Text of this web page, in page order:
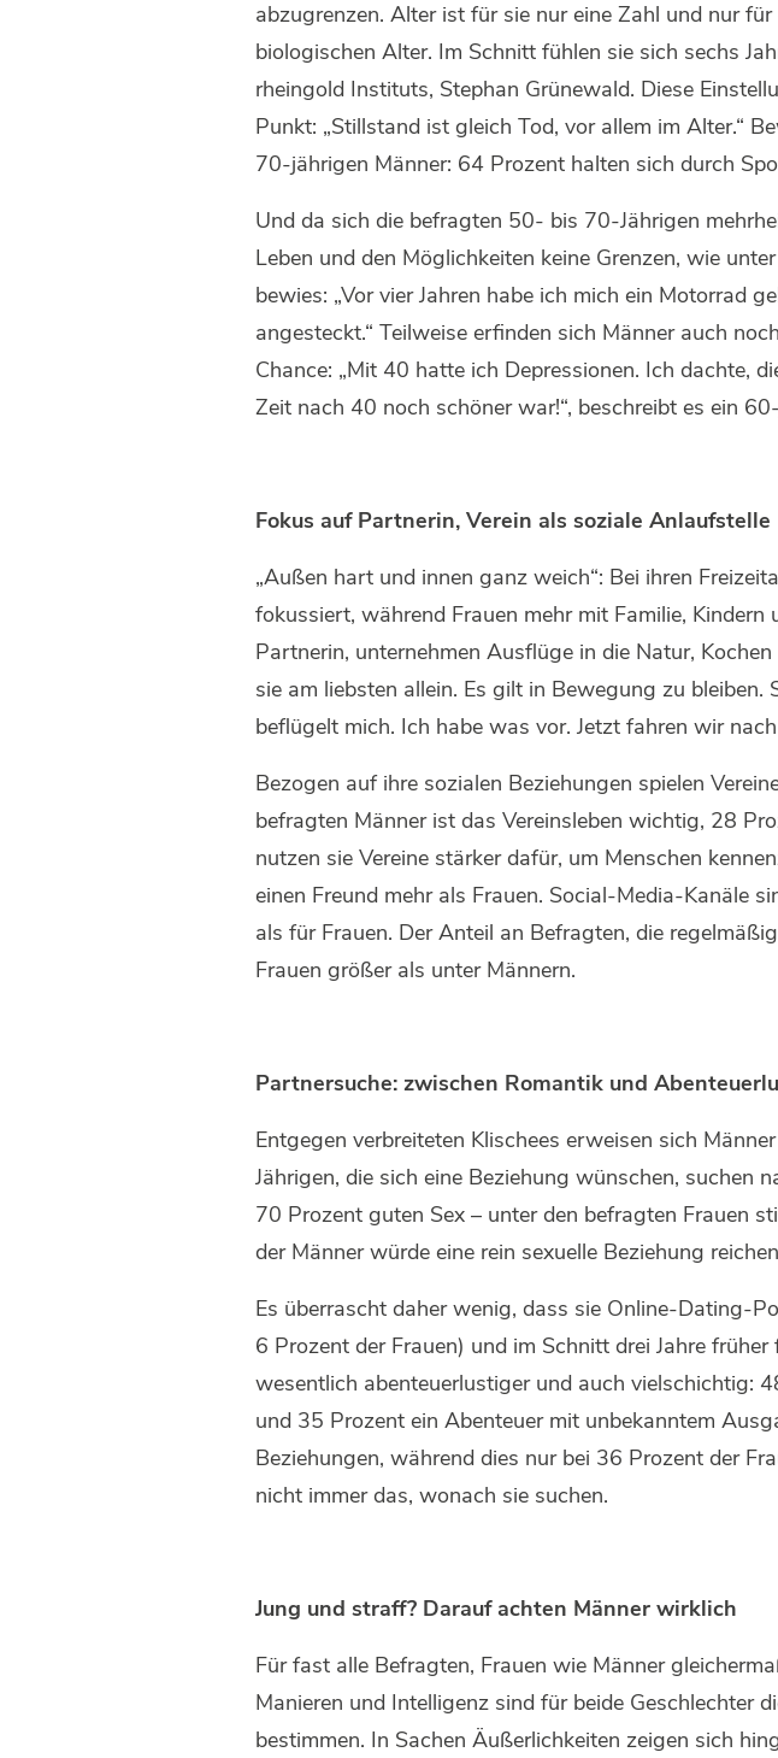
abzugrenzen. Alter ist für sie nur eine Zahl und nur
biologischen Alter. Im Schnitt fühlen sie sich sechs
rheingold Instituts, Stephan Grünewald. Diese
Punkt: „Stillstand ist gleich Tod, vor allem im Alter.“
70-jährigen Männer: 64 Prozent halten sich durch
Und da sich die befragten 50- bis 70-Jährigen
Leben und den Möglichkeiten keine Grenzen, wie
bewies: „Vor vier Jahren habe ich mich ein Motorrad
angesteckt.“ Teilweise erfinden sich Männer auch
Chance: „Mit 40 hatte ich Depressionen. Ich dachte,
Zeit nach 40 noch schöner war!“, beschreibt es ein
Fokus auf Partnerin, Verein als soziale Anlaufstelle
„Außen hart und innen ganz weich“: Bei ihren
fokussiert, während Frauen mehr mit Familie,
Partnerin, unternehmen Ausflüge in die Natur,
sie am liebsten allein. Es gilt in Bewegung zu
beflügelt mich. Ich habe was vor. Jetzt fahren wir
Bezogen auf ihre sozialen Beziehungen spielen
befragten Männer ist das Vereinsleben wichtig, 28
nutzen sie Vereine stärker dafür, um Menschen
einen Freund mehr als Frauen. Social-Media-Kanäle
als für Frauen. Der Anteil an Befragten, die
Frauen größer als unter Männern.
Partnersuche: zwischen Romantik und
Entgegen verbreiteten Klischees erweisen sich
Jährigen, die sich eine Beziehung wünschen, suchen
70 Prozent guten Sex – unter den befragten Frauen
der Männer würde eine rein sexuelle Beziehung
Es überrascht daher wenig, dass sie Online-Dating-
6 Prozent der Frauen) und im Schnitt drei Jahre
wesentlich abenteuerlustiger und auch vielschichtig:
und 35 Prozent ein Abenteuer mit unbekanntem
Beziehungen, während dies nur bei 36 Prozent der
nicht immer das, wonach sie suchen.
Jung und straff? Darauf achten Männer wirklich
Für fast alle Befragten, Frauen wie Männer
Manieren und Intelligenz sind für beide Geschlechter
bestimmen. In Sachen Äußerlichkeiten zeigen sich